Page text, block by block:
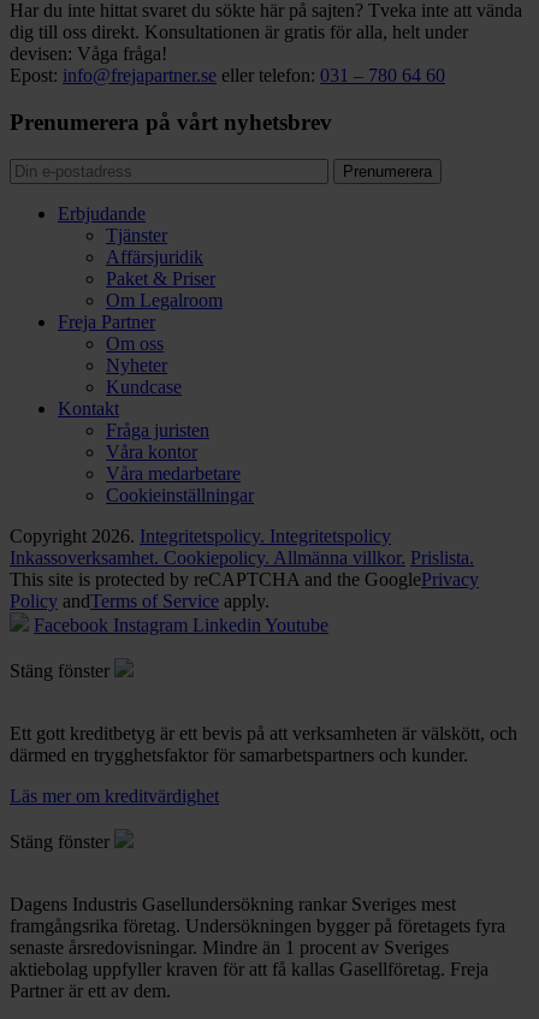
Har du inte hittat svaret du sökte här på sajten? Tveka inte att vända
dig till oss direkt. Konsultationen är gratis för alla, helt under
devisen: Våga fråga!
Epost: info@frejapartner.se eller telefon: 031 – 780 64 60
Prenumerera på vårt nyhetsbrev
Erbjudande
Tjänster
Affärsjuridik
Paket & Priser
Om Legalroom
Freja Partner
Om oss
Nyheter
Kundcase
Kontakt
Fråga juristen
Våra kontor
Våra medarbetare
Cookieinställningar
Copyright 2026. Integritetspolicy. Integritetspolicy
Inkassoverksamhet. Cookiepolicy. Allmänna villkor. Prislista.
This site is protected by reCAPTCHA and the GooglePrivacy
Policy andTerms of Service apply.
Facebook Instagram Linkedin Youtube
Stäng fönster
Ett gott kreditbetyg är ett bevis på att verksamheten är välskött, och
därmed en trygghetsfaktor för samarbetspartners och kunder.
Läs mer om kreditvärdighet
Stäng fönster
Dagens Industris Gasellundersökning rankar Sveriges mest
framgångsrika företag. Undersökningen bygger på företagets fyra
senaste årsredovisningar. Mindre än 1 procent av Sveriges
aktiebolag uppfyller kraven för att få kallas Gasellföretag. Freja
Partner är ett av dem.